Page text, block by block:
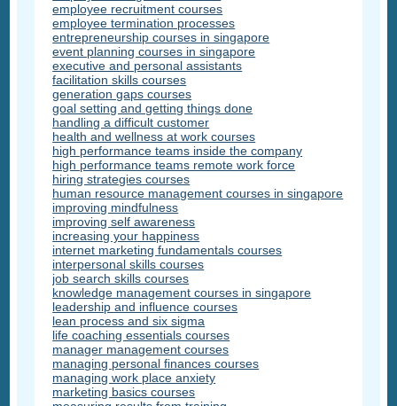
employee recruitment courses
employee termination processes
entrepreneurship courses in singapore
event planning courses in singapore
executive and personal assistants
facilitation skills courses
generation gaps courses
goal setting and getting things done
handling a difficult customer
health and wellness at work courses
high performance teams inside the company
high performance teams remote work force
hiring strategies courses
human resource management courses in singapore
improving mindfulness
improving self awareness
increasing your happiness
internet marketing fundamentals courses
interpersonal skills courses
job search skills courses
knowledge management courses in singapore
leadership and influence courses
lean process and six sigma
life coaching essentials courses
manager management courses
managing personal finances courses
managing work place anxiety
marketing basics courses